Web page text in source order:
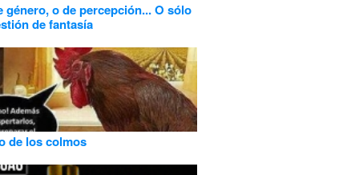
género, o de percepción... O sólo
de fantasía
de los colmos